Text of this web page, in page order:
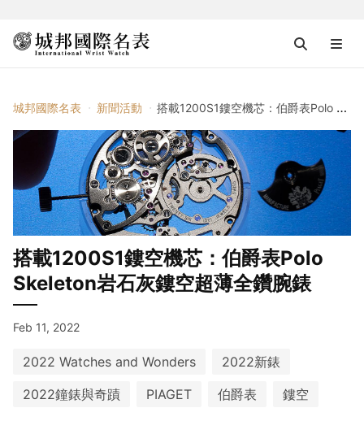
城邦國際名表 新聞活動 搭載1200S1鏤空機芯：伯爵表Polo Skeleton岩石灰鏤空超薄全鑽腕錶
搭載1200S1鏤空機芯：伯爵表Polo
Skeleton岩石灰鏤空超薄全鑽腕錶
Feb 11, 2022
2022 Watches and Wonders
2022新錶
2022鐘錶與奇蹟
PIAGET 伯爵表 鏤空